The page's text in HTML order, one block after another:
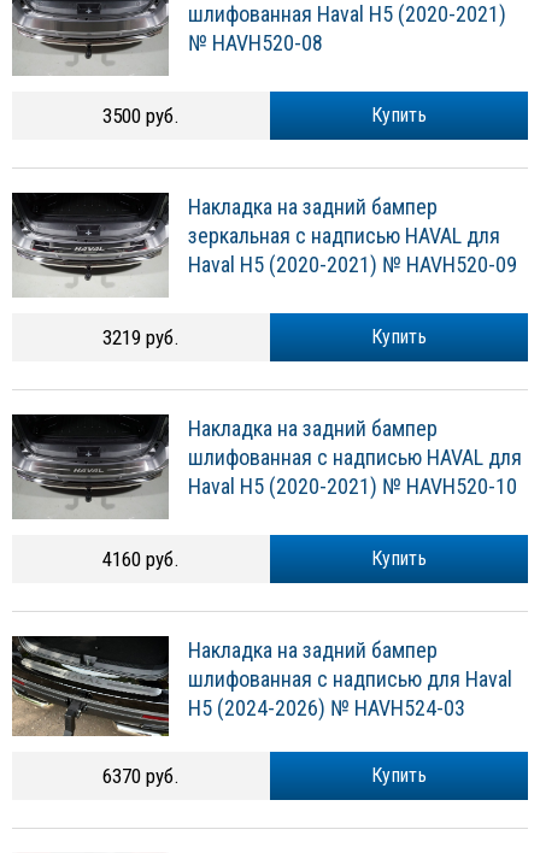
шлифованная Haval H5 (2020-2021)
№ HAVH520-08
Купить
3500 руб.
Накладка на задний бампер
зеркальная с надписью HAVAL для
Haval H5 (2020-2021) № HAVH520-09
Купить
3219 руб.
Накладка на задний бампер
шлифованная с надписью HAVAL для
Haval H5 (2020-2021) № HAVH520-10
Купить
4160 руб.
Накладка на задний бампер
шлифованная с надписью для Haval
H5 (2024-2026) № HAVH524-03
Купить
6370 руб.